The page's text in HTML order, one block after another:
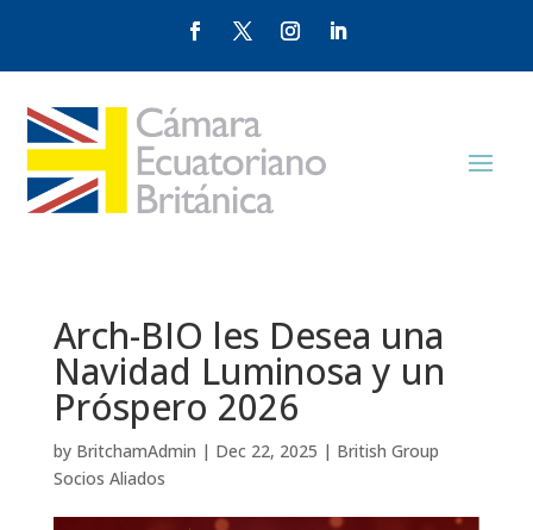
Arch-BIO les Desea una
Navidad Luminosa y un
Próspero 2026
by BritchamAdmin | Dec 22, 2025 | British Group
Socios Aliados